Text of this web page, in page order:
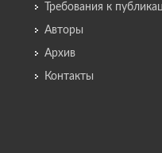
Требования к
Авторы
Архив
Контакты